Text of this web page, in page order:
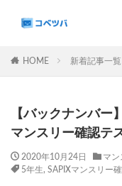
HOME 新着記事一覧
【バックナンバー
マンスリー確認テ
2020年10月24日
マン
5年生, SAPIXマンスリー
カテゴリー
タグ